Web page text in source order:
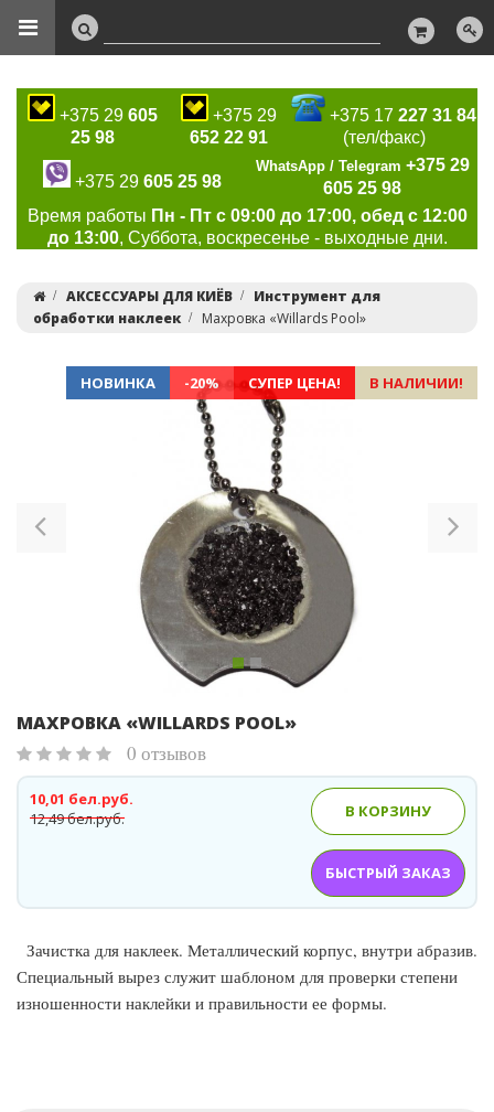
+375 29 605
25 98
+375 29
652 22 91
+375 17227 31 84
(тел/факс)
+375 29 605 25 98
WhatsApp / Telegram +375 29
605 25 98
Время работы Пн - Пт с 09:00 до 17:00, обед с 12:00
до 13:00, Суббота, воскресенье - выходные дни.
АКСЕССУАРЫ ДЛЯ КИЁВ
Инструмент для
обработки наклеек
Махровка «Willards Pool»
НОВИНКА -20% СУПЕР ЦЕНА! В НАЛИЧИИ!
МАХРОВКА «WILLARDS POOL»
0 отзывов
12,49 бел.руб.
10,01 бел.руб.
В КОРЗИНУ
БЫСТРЫЙ ЗАКАЗ
Зачистка для наклеек. Металлический корпус, внутри абразив.
Специальный вырез служит шаблоном для проверки степени
изношенности наклейки и правильности ее формы.